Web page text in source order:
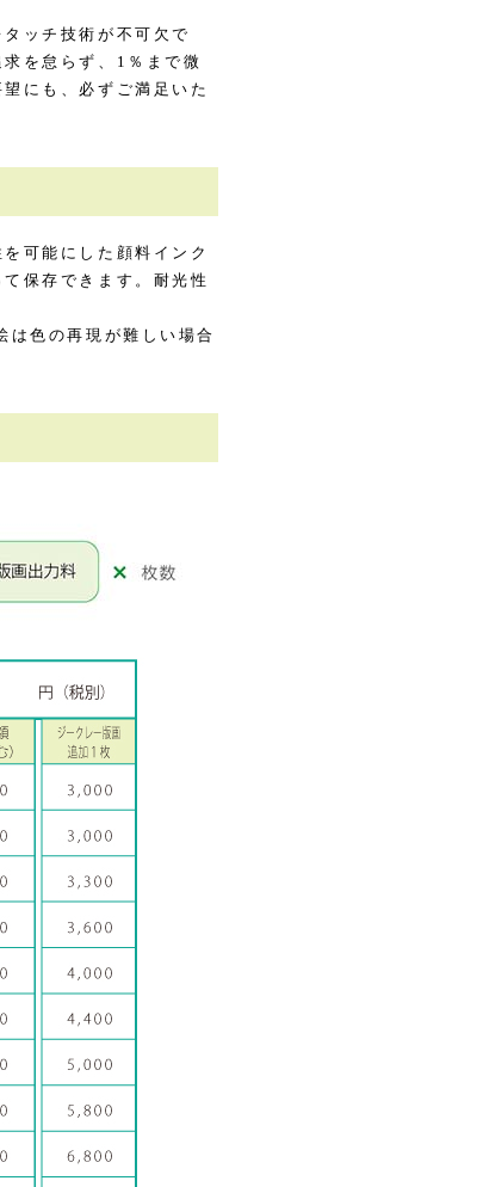
ッチ技術が不可欠で
を怠らず、1％まで微
にも、必ずご満足いた
可能にした顔料インク
保存できます。耐光性
色の再現が難しい場合